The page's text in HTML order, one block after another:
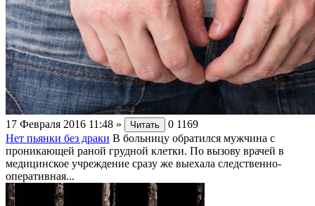
17 Февраля 2016 11:48 » Читать 0 1169
Нет пьянки без драки В больницу обратился мужчина с
проникающей раной грудной клетки. По вызову врачей в
медицинское учреждение сразу же выехала следственно-
оперативная...